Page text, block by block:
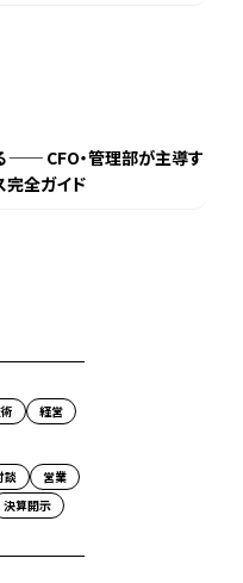
── CFO・管理部が主導す
完全ガイド
経営
談
営業
決算開示